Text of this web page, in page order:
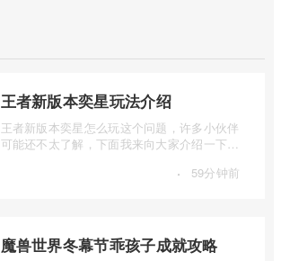
王者新版本奕星玩法介绍
王者新版本奕星怎么玩这个问题，许多小伙伴
可能还不太了解，下面我来向大家介绍一下王
· 59分钟前
魔兽世界冬幕节乖孩子成就攻略